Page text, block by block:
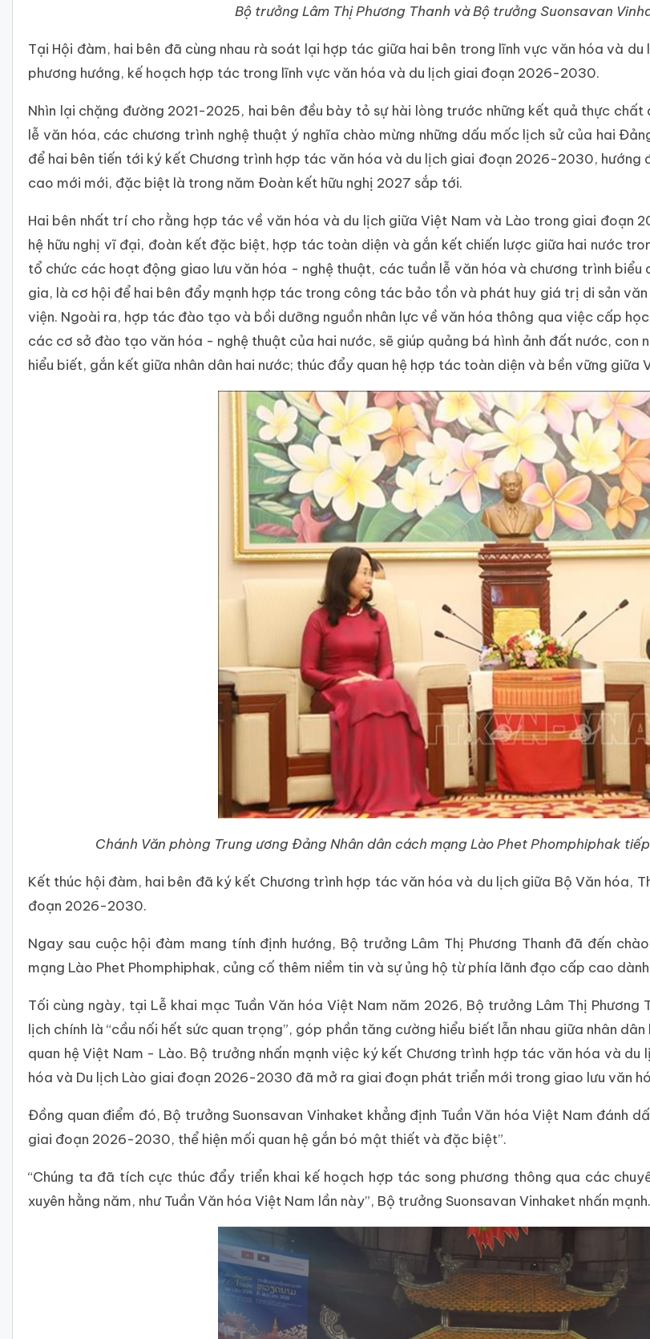
Bộ trưởng Lâm Thị Phương Thanh và Bộ trưởng Suonsavan
Tại Hội đàm, hai bên đã cùng nhau rà soát lại hợp tác giữa hai bên trong lĩnh vực văn hóa và
phương hướng, kế hoạch hợp tác trong lĩnh vực văn hóa và du lịch giai đoạn 2026-2030.
Nhìn lại chặng đường 2021-2025, hai bên đều bày tỏ sự hài lòng trước những kết quả thực
lễ văn hóa, các chương trình nghệ thuật ý nghĩa chào mừng những dấu mốc lịch sử của hai
để hai bên tiến tới ký kết Chương trình hợp tác văn hóa và du lịch giai đoạn 2026-2030, hướng
cao mới mới, đặc biệt là trong năm Đoàn kết hữu nghị 2027 sắp tới.
Hai bên nhất trí cho rằng hợp tác về văn hóa và du lịch giữa Việt Nam và Lào trong giai đoạn
hệ hữu nghị vĩ đại, đoàn kết đặc biệt, hợp tác toàn diện và gắn kết chiến lược giữa hai nước
tổ chức các hoạt động giao lưu văn hóa - nghệ thuật, các tuần lễ văn hóa và chương trình
gia, là cơ hội để hai bên đẩy mạnh hợp tác trong công tác bảo tồn và phát huy giá trị di sản
viện. Ngoài ra, hợp tác đào tạo và bồi dưỡng nguồn nhân lực về văn hóa thông qua việc cấp
các cơ sở đào tạo văn hóa - nghệ thuật của hai nước, sẽ giúp quảng bá hình ảnh đất nước,
hiểu biết, gắn kết giữa nhân dân hai nước; thúc đẩy quan hệ hợp tác toàn diện và bền vững giữa
Chánh Văn phòng Trung ương Đảng Nhân dân cách mạng Lào Phet Phomphiphak
Kết thúc hội đàm, hai bên đã ký kết Chương trình hợp tác văn hóa và du lịch giữa Bộ Văn hóa,
đoạn 2026-2030.
Ngay sau cuộc hội đàm mang tính định hướng, Bộ trưởng Lâm Thị Phương Thanh đã đến
mạng Lào Phet Phomphiphak, củng cố thêm niềm tin và sự ủng hộ từ phía lãnh đạo cấp cao
Tối cùng ngày, tại Lễ khai mạc Tuần Văn hóa Việt Nam năm 2026, Bộ trưởng Lâm Thị
lịch chính là “cầu nối hết sức quan trọng”, góp phần tăng cường hiểu biết lẫn nhau giữa nhân
quan hệ Việt Nam - Lào. Bộ trưởng nhấn mạnh việc ký kết Chương trình hợp tác văn hóa và
hóa và Du lịch Lào giai đoạn 2026-2030 đã mở ra giai đoạn phát triển mới trong giao lưu văn
Đồng quan điểm đó, Bộ trưởng Suonsavan Vinhaket khẳng định Tuần Văn hóa Việt Nam đánh
giai đoạn 2026-2030, thể hiện mối quan hệ gắn bó mật thiết và đặc biệt”.
“Chúng ta đã tích cực thúc đẩy triển khai kế hoạch hợp tác song phương thông qua các
xuyên hằng năm, như Tuần Văn hóa Việt Nam lần này”, Bộ trưởng Suonsavan Vinhaket nhấn mạnh.